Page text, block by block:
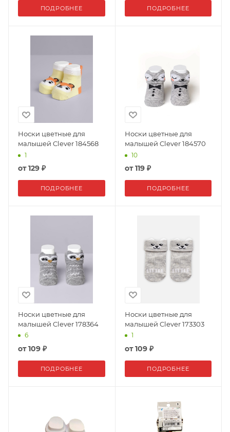
ПОДРОБНЕЕ ПОДРОБНЕЕ
Носки цветные для
малышей Clever 184568
1
от129 ₽
ПОДРОБНЕЕ
Носки цветные для
малышей Clever 184570
10
от119 ₽
ПОДРОБНЕЕ
Носки цветные для
малышей Clever 178364
6
от109 ₽
ПОДРОБНЕЕ
Носки цветные для
малышей Clever 173303
1
от109 ₽
ПОДРОБНЕЕ